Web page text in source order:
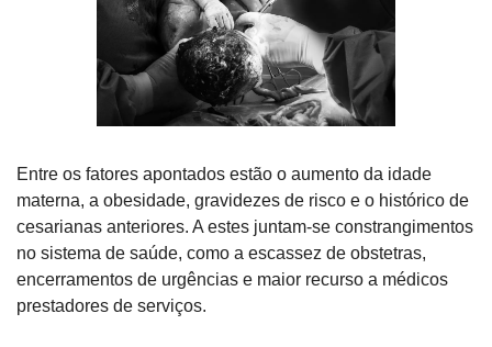
Entre os fatores apontados estão o aumento da idade
materna, a obesidade, gravidezes de risco e o histórico de
cesarianas anteriores. A estes juntam-se constrangimentos
no sistema de saúde, como a escassez de obstetras,
encerramentos de urgências e maior recurso a médicos
prestadores de serviços.